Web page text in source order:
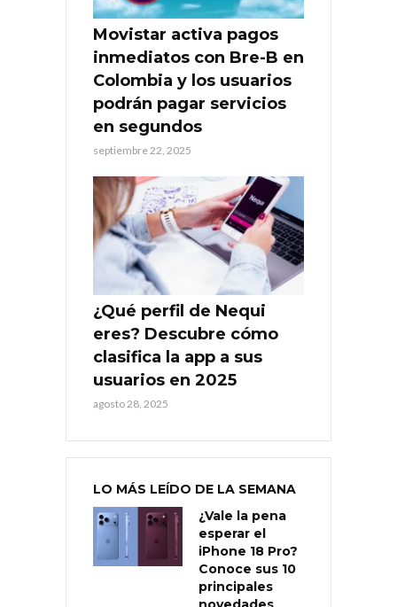
Movistar activa pagos
inmediatos con Bre-B en
Colombia y los usuarios
podrán pagar servicios
en segundos
septiembre 22, 2025
¿Qué perfil de Nequi
eres? Descubre cómo
clasifica la app a sus
usuarios en 2025
agosto 28, 2025
LO MÁS LEÍDO DE LA SEMANA
¿Vale la pena
esperar el
iPhone 18 Pro?
Conoce sus 10
principales